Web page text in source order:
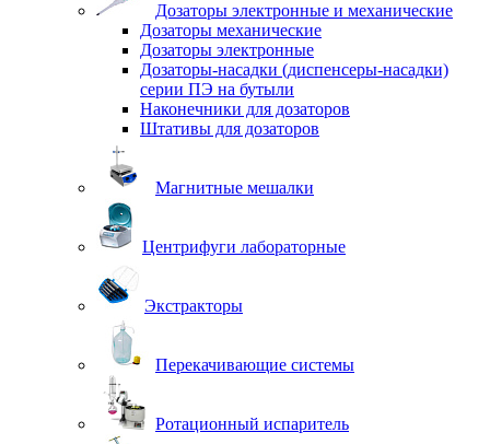
Дозаторы электронные и механические
Дозаторы механические
Дозаторы электронные
Дозаторы-насадки (диспенсеры-насадки)
серии ПЭ на бутыли
Наконечники для дозаторов
Штативы для дозаторов
Магнитные мешалки
Центрифуги лабораторные
Экстракторы
Перекачивающие системы
Ротационный испаритель